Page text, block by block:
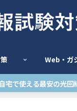
Web・ガ
宅で使える最安の光